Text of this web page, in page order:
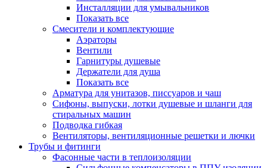
Инсталляции для умывальников
Показать все
Смесители и комплектующие
Аэраторы
Вентили
Гарнитуры душевые
Держатели для душа
Показать все
Арматура для унитазов, писсуаров и чаш
Сифоны, выпуски, лотки душевые и шланги для
стиральных машин
Подводка гибкая
Вентиляторы, вентиляционные решетки и лючки
Трубы и фитинги
Фасонные части в теплоизоляции